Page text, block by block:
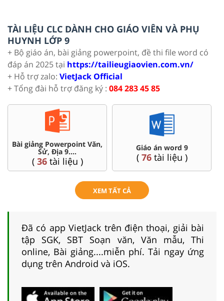
TÀI LIỆU CLC DÀNH CHO GIÁO VIÊN VÀ PHỤ
HUYNH LỚP 9
+ Bộ giáo án, bài giảng powerpoint, đề thi file word có
đáp án 2025 tại https://tailieugiaovien.com.vn/
+ Hỗ trợ zalo: VietJack Official
+ Tổng đài hỗ trợ đăng ký : 084 283 45 85
Bài giảng Powerpoint Văn,
Sử, Địa 9....
( 36tài liệu )
Giáo án word 9
( 76tài liệu )
XEM TẤT CẢ
Đã có app VietJack trên điện thoại, giải bài
tập SGK, SBT Soạn văn, Văn mẫu, Thi
online, Bài giảng....miễn phí. Tải ngay ứng
dụng trên Android và iOS.